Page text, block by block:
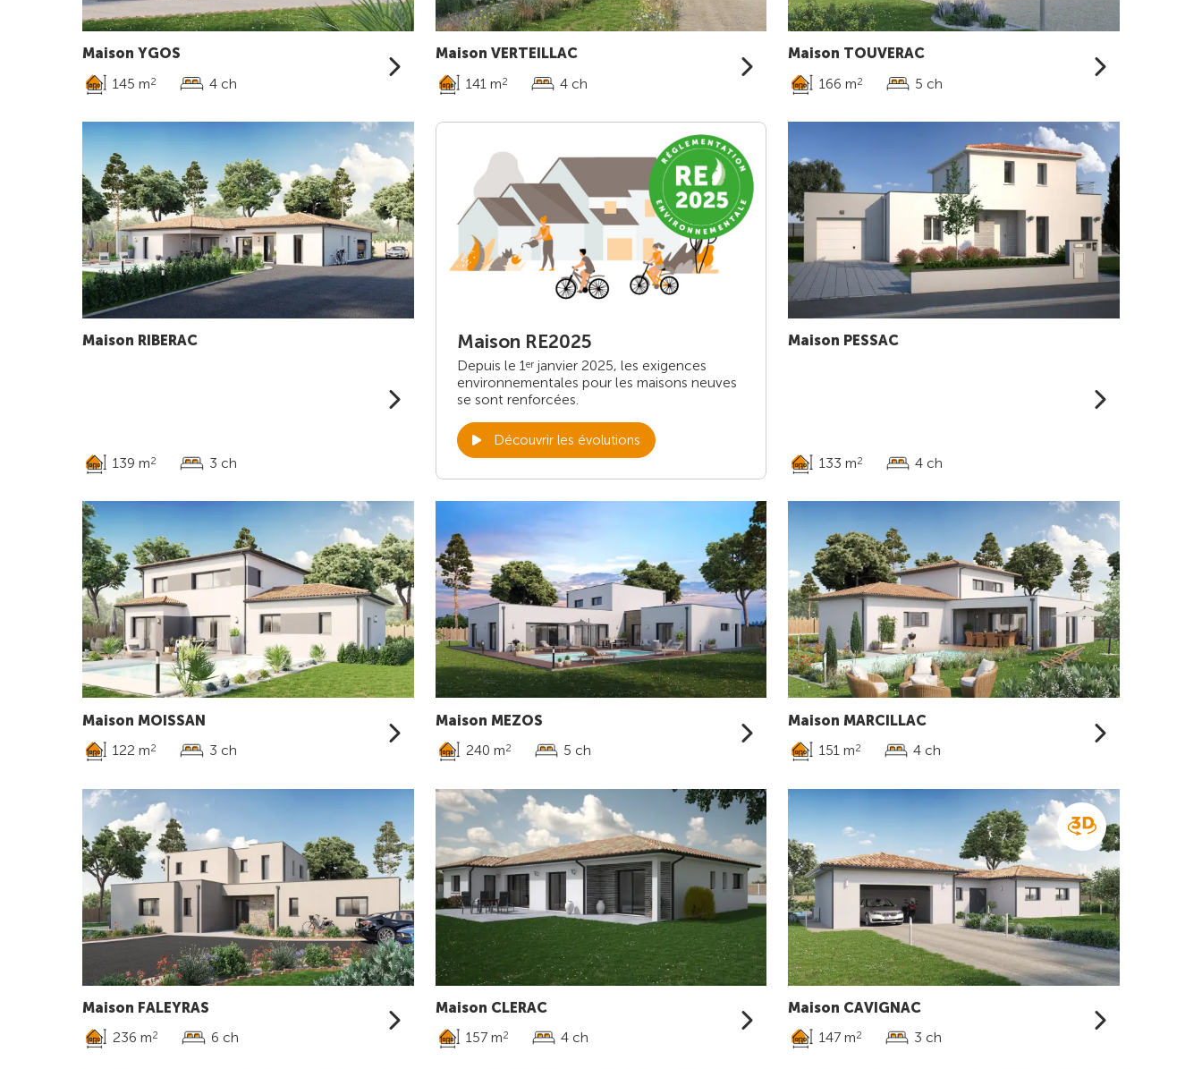
Maison YGOS
145 m2 4 ch
Maison VERTEILLAC
141 m2 4 ch
Maison TOUVERAC
166 m2 5 ch
Maison RIBERAC
139 m2 3 ch
Maison RE2025
Depuis le 1erjanvier 2025, les exigences
environnementales pour les maisons neuves
se sont renforcées.
Découvrir les évolutions
Maison PESSAC
133 m2 4 ch
Maison MOISSAN
122 m2 3 ch
Maison MEZOS
240 m2 5 ch
Maison MARCILLAC
151 m2 4 ch
Maison FALEYRAS
236 m2 6 ch
Maison CLERAC
157 m2 4 ch
Maison CAVIGNAC
147 m2 3 ch